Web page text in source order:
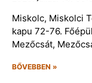
Miskolc, Miskolci
kapu 72-76.
Mezőcsát,
BŐVEBBEN »